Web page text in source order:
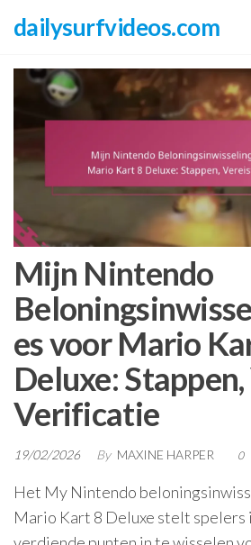
content
dailysurfvideos.com
Mijn Nintendo
es voor Mario
Deluxe:
Verificatie
19/02/2026 By MAXINE HARPER 0
Het My Nintendo
Mario Kart 8 Deluxe stelt spelers